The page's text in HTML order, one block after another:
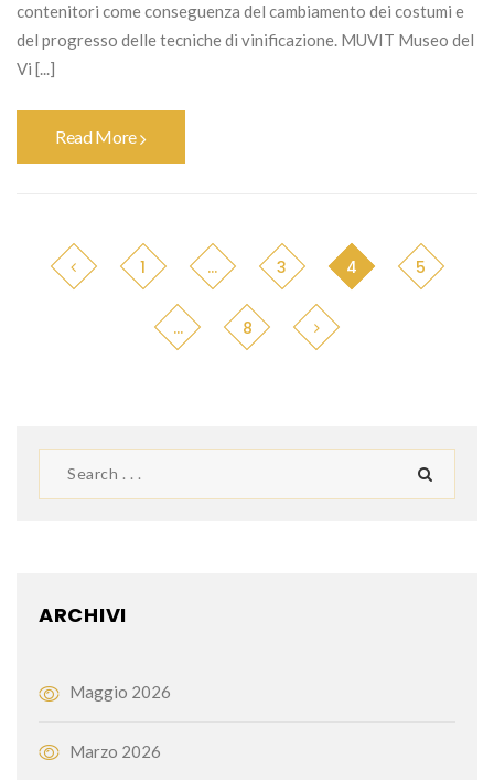
contenitori come conseguenza del cambiamento dei costumi e
del progresso delle tecniche di vinificazione. MUVIT Museo del
Vi [...]
Read More
1 … 3 4 5
… 8
ARCHIVI
Maggio 2026
Marzo 2026